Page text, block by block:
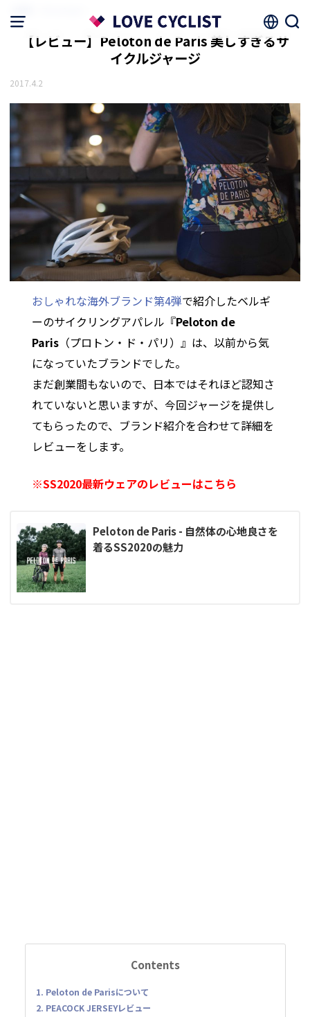
【レビュー】Peloton de Paris 美しすぎるサ
イクルジャージ
2017.4.2
おしゃれな海外ブランド第4弾で紹介したベルギ
ーのサイクリングアパレル『Peloton de
Paris （プロトン・ド・パリ）』は、以前から気
になっていたブランドでした。
まだ創業間もないので、日本ではそれほど認知さ
れていないと思いますが、今回ジャージを提供し
てもらったので、ブランド紹介を合わせて詳細を
レビューをします。
※SS2020最新ウェアのレビューはこちら
Peloton de Paris - 自然体の心地良さを
着るSS2020の魅力
Contents
1. Peloton de Parisについて
2. PEACOCK JERSEYレビュー